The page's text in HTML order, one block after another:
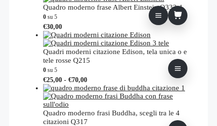
più
opzioni
possono
essere
scelte
nella
del
prodotto
Quadro moderno frase Albert Einstein Q333-1
0 su 5
€30,00
Quadri moderni citazione Edison, tela unica o e
tele rosse Q215
0 su 5
€25,00 - €70,00Fascia
di
prezzo:
€25,00
a
Questo
prodotto
ha
varianti.
Le
Quadro moderno frasi Buddha, scegli tra le 4
citazioni Q317